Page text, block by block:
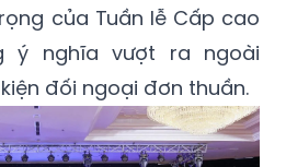
của Tuần lễ Cấp cao
ý nghĩa vượt ra ngoài
đối ngoại đơn thuần.